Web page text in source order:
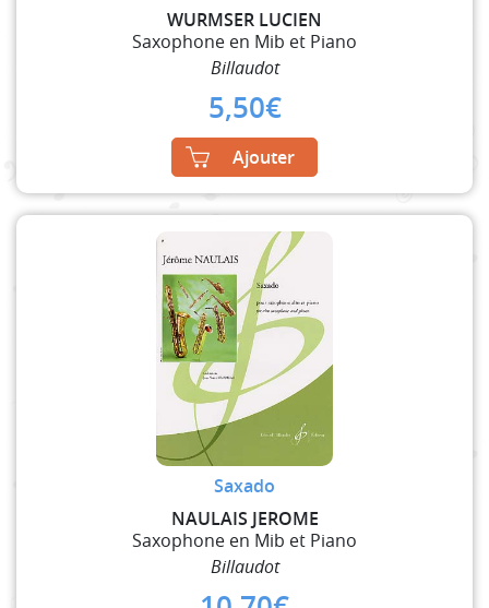
WURMSER LUCIEN
Saxophone en Mib et Piano
Billaudot
5,50€
Ajouter
Saxado
NAULAIS JEROME
Saxophone en Mib et Piano
Billaudot